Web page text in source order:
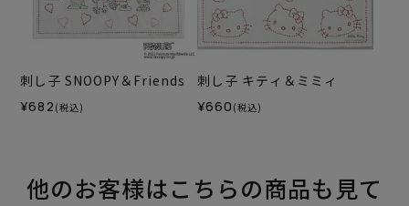
刺し子 SNOOPY＆Friends
¥682 (税込)
刺し子 キティ＆ミミィ
¥660 (税込)
他のお客様はこちらの商品も見て